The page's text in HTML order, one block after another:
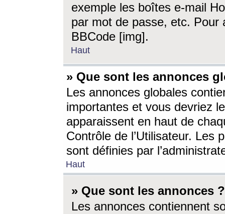
exemple les boîtes e-mail
par mot de passe, etc. Pour
BBCode [img].
Haut
» Que sont les annonces
Les annonces globales
importantes et vous devriez
apparaissent en haut de
Contrôle de l’Utilisateur. Les
sont définies par
Haut
» Que sont les annonces ?
Les annonces contiennent